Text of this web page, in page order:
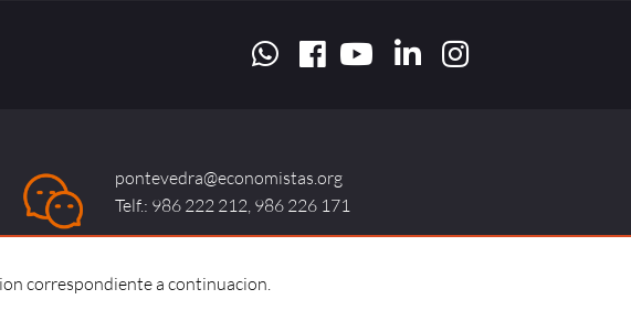
correspondiente a continuacion.
pontevedra@economistas.org
Telf.: 986 222 212, 986 226 171